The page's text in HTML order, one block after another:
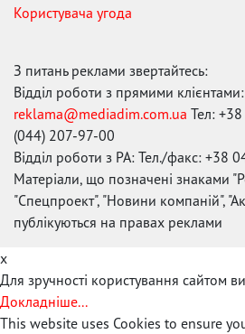
Користувача угода
З питань реклами звертайтесь:
Відділ роботи з прямими клієнтами:
reklama@mediadim.com.ua Тел:
(044) 207-97-00
Відділ роботи з РА: Тел./факс: +38
Матеріали, що позначені знаками
"Спецпроект", "Новини компаній",
публікуються на правах реклами
x
Для зручності користування сайтом
Докладніше...
This website uses Cookies to ensure